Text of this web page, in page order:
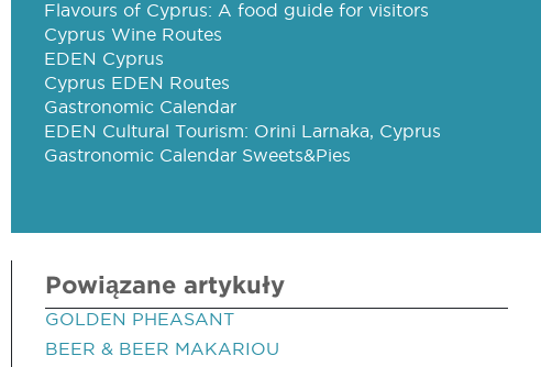
Flavours of Cyprus: A food guide for visitors
Cyprus Wine Routes
EDEN Cyprus
Cyprus EDEN Routes
Gastronomic Calendar
EDEN Cultural Tourism: Orini Larnaka, Cyprus
Gastronomic Calendar Sweets&Pies
Powiązane artykuły
GOLDEN PHEASANT
BEER & BEER MAKARIOU